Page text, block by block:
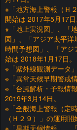
※「地方海上警報（Ｈ
開始は 2017年5月17日
※「地上実況図」、「
図」、「アジア太平
時間予想図」、「ア
始は 2018年1月17日。
※「紫外線観測データ
※「異常天候早期警戒
※「台風解析・予報情
2019年3月14日。
※「全般海上警報（定
（Ｈ２９）」の運用
※「早期天候情報」、